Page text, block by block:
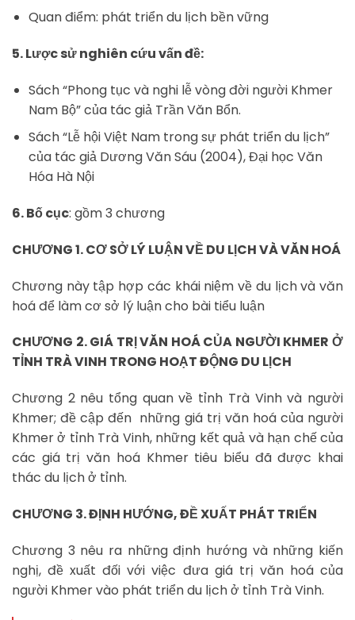
Quan điểm: phát triển du lịch bền vững
5. Lược sử nghiên cứu vấn đề:
Sách “Phong tục và nghi lễ vòng đời người Khmer
Nam Bộ” của tác giả Trần Văn Bổn.
Sách “Lễ hội Việt Nam trong sự phát triển du lịch”
của tác giả Dương Văn Sáu (2004), Đại học Văn
Hóa Hà Nội
6. Bố cục: gồm 3 chương
CHƯƠNG 1. CƠ SỞ LÝ LUẬN VỀ DU LỊCH VÀ VĂN HOÁ
Chương này tập hợp các khái niệm về du lịch và văn
hoá để làm cơ sở lý luận cho bài tiểu luận
CHƯƠNG 2. GIÁ TRỊ VĂN HOÁ CỦA NGƯỜI KHMER Ở
TỈNH TRÀ VINH TRONG HOẠT ĐỘNG DU LỊCH
Chương 2 nêu tổng quan về tỉnh Trà Vinh và người
Khmer; đề cập đến những giá trị văn hoá của người
Khmer ở tỉnh Trà Vinh, những kết quả và hạn chế của
các giá trị văn hoá Khmer tiêu biểu đã được khai
thác du lịch ở tỉnh.
CHƯƠNG 3. ĐỊNH HƯỚNG, ĐỀ XUẤT PHÁT TRIỂN
Chương 3 nêu ra những định hướng và những kiến
nghị, đề xuất đối với việc đưa giá trị văn hoá của
người Khmer vào phát triển du lịch ở tỉnh Trà Vinh.